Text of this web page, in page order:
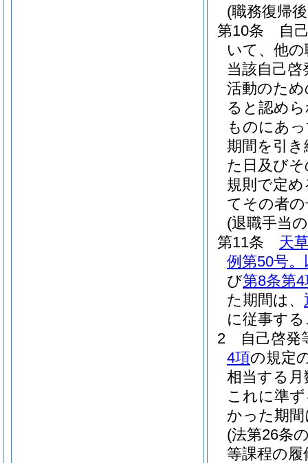
(職務復帰
第10条
自
いて、他
当該自己
活動のた
ると認め
ものにあ
期間を引
た日及び
規則で定
てその者
(退職手当
第11条
天
例第50号
び第8条第4
た期間は、
に従事す
2
自己啓
4項の規定
相当する月
これに準
かった期
(法第26条
等課程の履